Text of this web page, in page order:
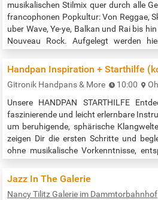
musikalischen Stilmix quer durch alle
francophonen Popkultur: Von Reggae,
uber Wave, Ye-ye, Balkan und Rai bis
Nouveau Rock. Aufgelegt werden
France Gall, Les Rita Mitsouko und
Handpan Inspiration + Starthilfe
Gitronik Handpans & More 10:00
Unsere HANDPAN STARTHILFE
faszinierende und leicht erlernbare
um beruhigende, sphärische
zeigen Dir die ersten Schritte und
ohne musikalische Vorkenntnisse,
Spieltechniken und Fingerübungen >
Jazz In The Galerie
Nancy Tilitz Galerie im Dammtorbahnhof